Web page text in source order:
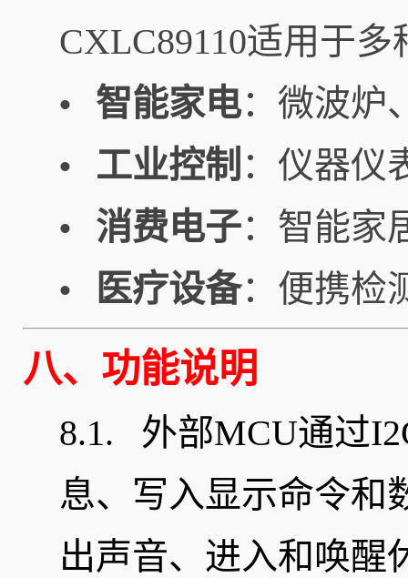
CXLC89110适用于
• 智能家电：微波炉
• 工业控制 ：仪器仪
• 消费电子：智能家
• 医疗设备：便携检
八、功能说明
8.1. 外部MCU通过
息、写入显示命令和
出声音、进入和唤醒